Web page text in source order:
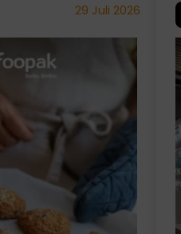
29 Juli 2026